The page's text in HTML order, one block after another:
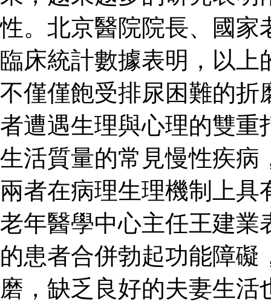
性。北京醫院院長、國家
臨床統計數據表明，以上
不僅僅飽受排尿困難的折
者遭遇生理與心理的雙重
生活質量的常見慢性疾病
兩者在病理生理機制上
老年醫學中心主任王建業
的患者合併勃起功能障
磨，缺乏良好的夫妻生